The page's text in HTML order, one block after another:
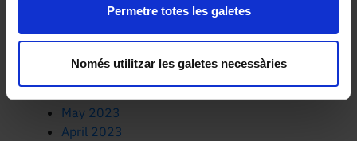
Permetre totes les galetes
Només utilitzar les galetes necessàries
February 2024
January 2024
December 2023
May 2023
April 2023